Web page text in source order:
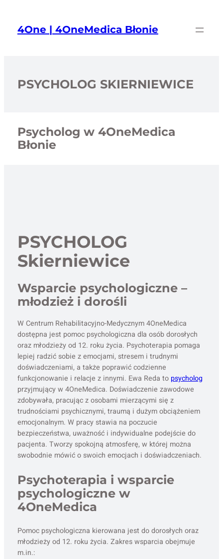
treści4One | 4OneMedica Błonie
PSYCHOLOG SKIERNIEWICE
Psycholog w 4OneMedica
Błonie
PSYCHOLOG
Skierniewice
Wsparcie psychologiczne –
młodzież i dorośli
W Centrum Rehabilitacyjno-Medycznym 4OneMedica
dostępna jest pomoc psychologiczna dla osób dorosłych
oraz młodzieży od 12. roku życia. Psychoterapia pomaga
lepiej radzić sobie z emocjami, stresem i trudnymi
doświadczeniami, a także poprawić codzienne
funkcjonowanie i relacje z innymi. Ewa Reda to psycholog
przyjmujący w 4OneMedica. Doświadczenie zawodowe
zdobywała, pracując z osobami mierzącymi się z
trudnościami psychicznymi, traumą i dużym obciążeniem
emocjonalnym. W pracy stawia na poczucie
bezpieczeństwa, uważność i indywidualne podejście do
pacjenta. Tworzy spokojną atmosferę, w której można
swobodnie mówić o swoich emocjach i doświadczeniach.
Psychoterapia i wsparcie
psychologiczne w
4OneMedica
Pomoc psychologiczna kierowana jest do dorosłych oraz
młodzieży od 12. roku życia. Zakres wsparcia obejmuje
m.in.: